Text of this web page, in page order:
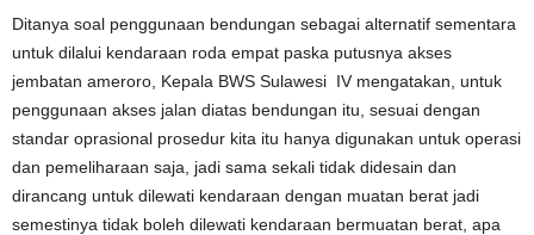
Ditanya soal penggunaan bendungan sebagai alternatif sementara
untuk dilalui kendaraan roda empat paska putusnya akses
jembatan ameroro, Kepala BWS Sulawesi IV mengatakan, untuk
penggunaan akses jalan diatas bendungan itu, sesuai dengan
standar oprasional prosedur kita itu hanya digunakan untuk operasi
dan pemeliharaan saja, jadi sama sekali tidak didesain dan
dirancang untuk dilewati kendaraan dengan muatan berat jadi
semestinya tidak boleh dilewati kendaraan bermuatan berat, apa